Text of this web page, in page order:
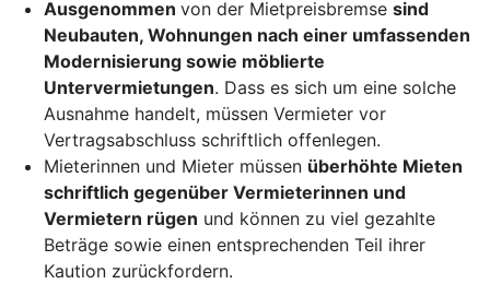
Ausgenommen von der Mietpreisbremse sind
Neubauten, Wohnungen nach einer umfassenden
Modernisierung sowie möblierte
Untervermietungen. Dass es sich um eine solche
Ausnahme handelt, müssen Vermieter vor
Vertragsabschluss schriftlich offenlegen.
Mieterinnen und Mieter müssen überhöhte Mieten
schriftlich gegenüber Vermieterinnen und
Vermietern rügen und können zu viel gezahlte
Beträge sowie einen entsprechenden Teil ihrer
Kaution zurückfordern.